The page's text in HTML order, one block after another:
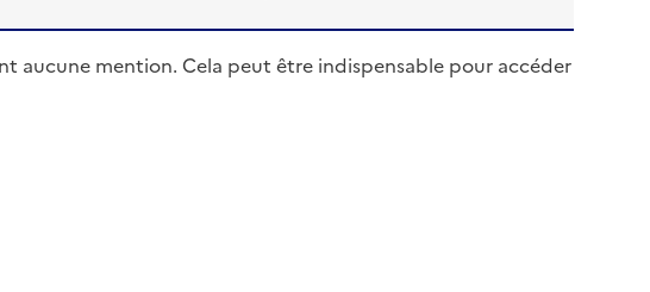
aucune mention. Cela peut être indispensable pour accéder